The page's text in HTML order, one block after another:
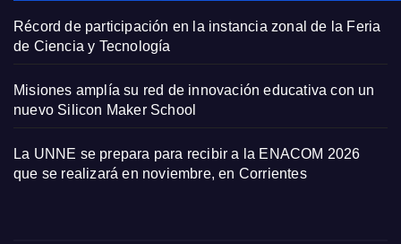
Récord de participación en la instancia zonal de la Feria
de Ciencia y Tecnología
Misiones amplía su red de innovación educativa con un
nuevo Silicon Maker School
La UNNE se prepara para recibir a la ENACOM 2026
que se realizará en noviembre, en Corrientes